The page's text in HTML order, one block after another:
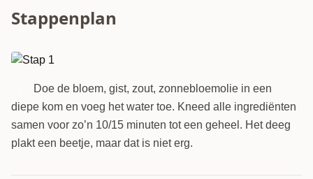
Stappenplan
Doe de bloem, gist, zout, zonnebloemolie in een
diepe kom en voeg het water toe. Kneed alle ingrediënten
samen voor zo’n 10/15 minuten tot een geheel. Het deeg
plakt een beetje, maar dat is niet erg.